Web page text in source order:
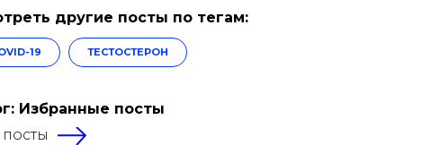
другие посты по тегам:
19 ТЕСТОСТЕРОН
Избранные посты
посты